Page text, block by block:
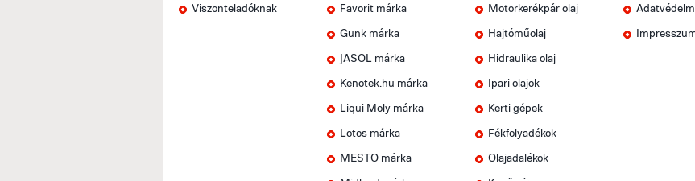
Viszonteladóknak
Favorit márka
Gunk márka
JASOL márka
Kenotek.hu márka
Liqui Moly márka
Lotos márka
MESTO márka
Motorkerékpár olaj
Hajtóműolaj
Hidraulika olaj
Ipari olajok
Kerti gépek
Fékfolyadékok
Olajadalékok